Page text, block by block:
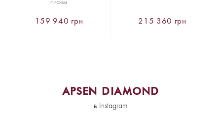
ПРОБЫ
159 940 грн 215 360 грн
APSEN DIAMOND
в Instagram